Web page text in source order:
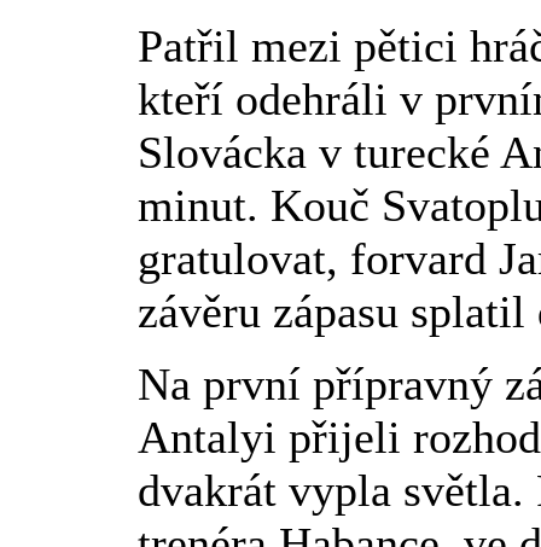
Patřil mezi pětici
kteří odehráli v
Slovácka v turecké
minut. Kouč
gratulovat, forvard
závěru zápasu
Na první přípravný
Antalyi přijeli
dvakrát vypla světla.